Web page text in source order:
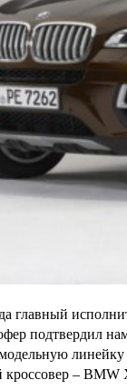
главный
подтвердил
линейку
кроссовер – BMW